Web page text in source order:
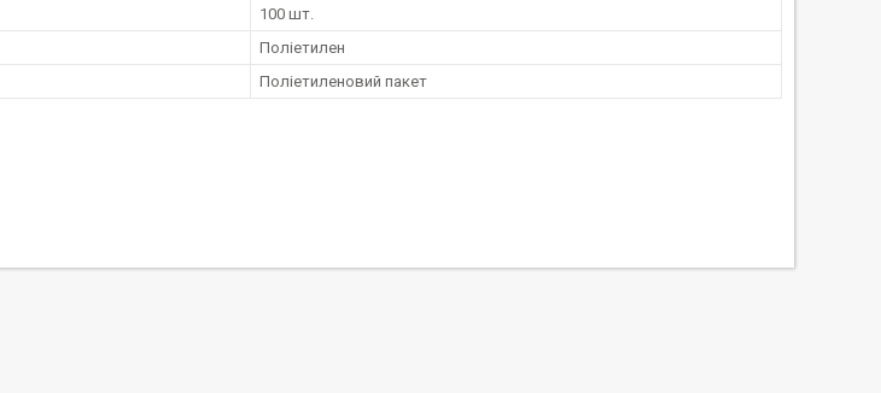
100 шт.
Поліетилен
Поліетиленовий пакет